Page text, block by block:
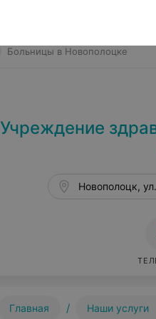
Больницы в Новополоцке
Учреждение
Новополоцк,
Главная / Наши услуги